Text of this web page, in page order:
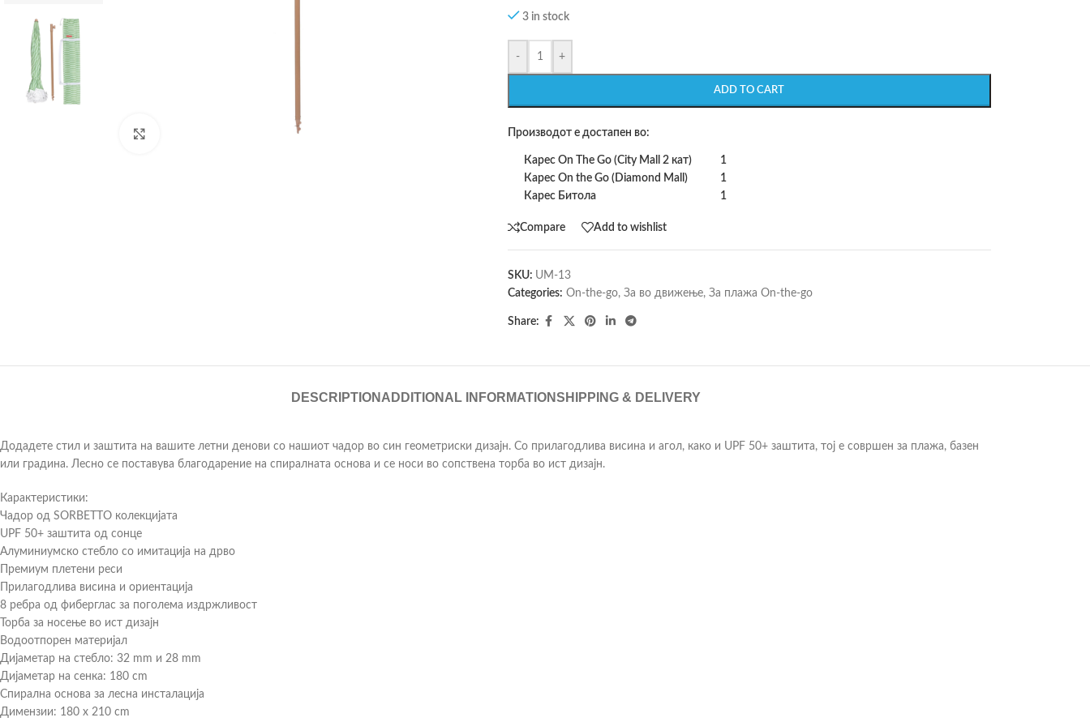
3 in stock
- +
ADD TO CART
Производот е достапен во:
Карес On The Go (City Mall 2 кат)
1
Карес On the Go (Diamond Mall)
1
Карес Битола
1
Compare Add to wishlist
SKU: UM-13
Categories: On-the-go, За во движење, За плажа On-the-go
Share:
DESCRIPTION ADDITIONAL INFORMATIONSHIPPING & DELIVERY
Додадете стил и заштита на вашите летни денови со нашиот чадор во син геометриски дизајн. Со прилагодлива висина и агол, како и UPF 50+ заштита, тој е совршен за плажа, базен
или градина. Лесно се поставува благодарение на спиралната основа и се носи во сопствена торба во ист дизајн.
Карактеристики:
Чадор од SORBETTO колекцијата
UPF 50+ заштита од сонце
Алуминиумско стебло со имитација на дрво
Премиум плетени реси
Прилагодлива висина и ориентација
8 ребра од фиберглас за поголема издржливост
Торба за носење во ист дизајн
Водоотпорен материјал
Дијаметар на стебло: 32 mm и 28 mm
Дијаметар на сенка: 180 cm
Спирална основа за лесна инсталација
Димензии: 180 x 210 cm